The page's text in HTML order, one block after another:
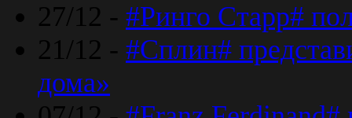
27/12 - #Ринго Старр#
21/12 - #Сплин#
дома»